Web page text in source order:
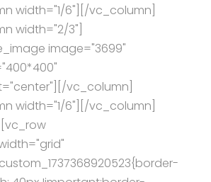
width="1/6"][/vc_column]
width="2/3"]
image="3699"
vc_column]
width="1/6"][/vc_column]